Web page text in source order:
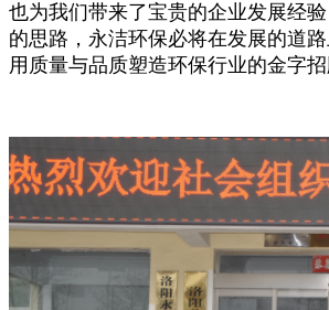
也为我们带来了宝贵的企业发展经
的思路，永洁环保必将在发展的道
用质量与品质塑造环保行业的金字招